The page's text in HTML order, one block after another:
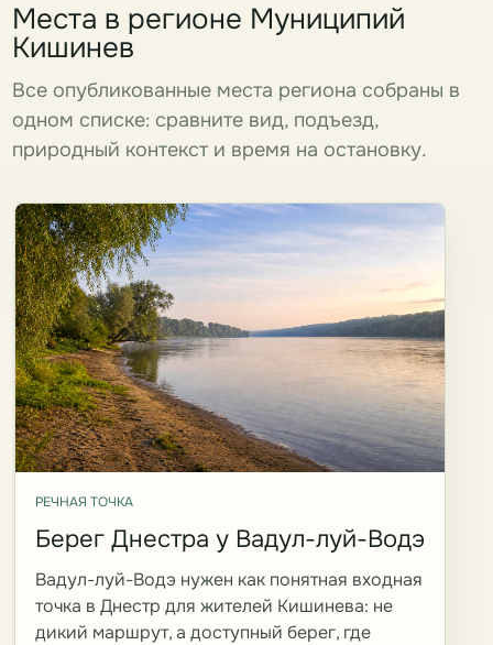
Места в регионе Муниципий
Кишинев
Все опубликованные места региона собраны в
одном списке: сравните вид, подъезд,
природный контекст и время на остановку.
РЕЧНАЯ ТОЧКА
Берег Днестра у Вадул-луй-Водэ
Вадул-луй-Водэ нужен как понятная входная
точка в Днестр для жителей Кишинева: не
дикий маршрут, а доступный берег, где